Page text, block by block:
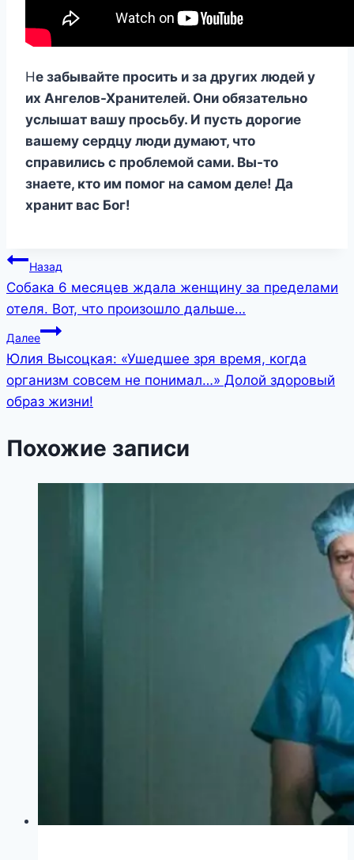
Не забывайте просить и за других людей у
их Ангелов-Хранителей. Они обязательно
услышат вашу просьбу. И пусть дорогие
вашему сердцу люди думают, что
справились с проблемой сами. Вы-то
знаете, кто им помог на самом деле! Да
хранит вас Бог!
Навигация
по
записям
Назад
Собака 6 месяцев ждала женщину за пределами
отеля. Вот, что произошло дальше…
Далее
Юлия Высоцкая: «Ушедшее зря время, когда
организм совсем не понимал…» Долой здоровый
образ жизни!
Похожие записи